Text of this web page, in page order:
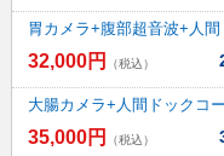
胃カメラ+腹部超音波+人
32,000円 （税込）
大腸カメラ+人間ドックコ
35,000円 （税込）